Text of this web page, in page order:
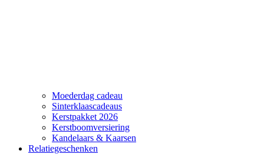
Moederdag cadeau
Sinterklaascadeaus
Kerstpakket 2026
Kerstboomversiering
Kandelaars & Kaarsen
Relatiegeschenken